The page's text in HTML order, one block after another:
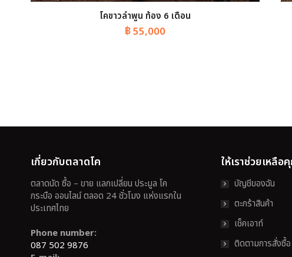
โคขาวลำพูน ท้อง 6 เดือน
฿55,000
เกี่ยวกับตลาดโค
ตลาดนัด ซื้อ – ขาย แลกเปลี่ยน ประมูล โค
กระบือ ออนไลน์ ตลอด 24 ชั่วโมง แห่งแรกใน
ประเทศไทย
Phone number:
087 502 9876
ให้เราช่วยเหลือ
บัญชีของฉัน
ตะกร้าสินค้า
เช็คเอาท์
ติดตามการสั่งซื้อ